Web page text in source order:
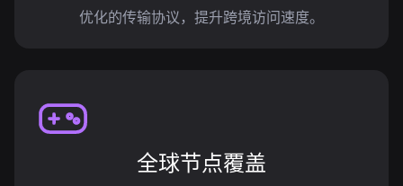
优化的传输协议，提升跨境访问速度。
全球节点覆盖